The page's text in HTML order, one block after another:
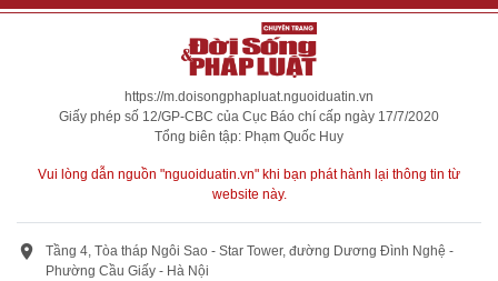
https://m.doisongphapluat.nguoiduatin.vn
Giấy phép số 12/GP-CBC của Cục Báo chí cấp ngày 17/7/2020
Tổng biên tập: Phạm Quốc Huy
Vui lòng dẫn nguồn "nguoiduatin.vn" khi bạn phát hành lại thông tin từ
website này.
Tầng 4, Tòa tháp Ngôi Sao - Star Tower, đường Dương Đình Nghệ -
Phường Cầu Giấy - Hà Nội